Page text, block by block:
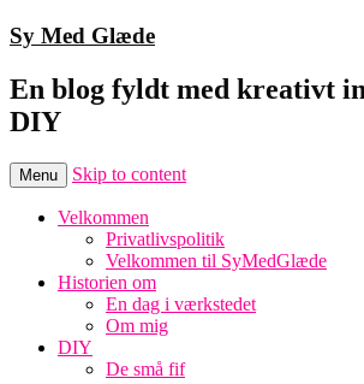
Sy Med Glæde
En blog fyldt med kreativt
DIY
Menu Skip to content
Velkommen
Privatlivspolitik
Velkommen til SyMedGlæde
Historien om
En dag i værkstedet
Om mig
DIY
De små fif